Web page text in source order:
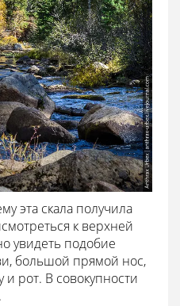
эта скала получила
к верхней
увидеть подобие
большой прямой нос,
рот. В совокупности